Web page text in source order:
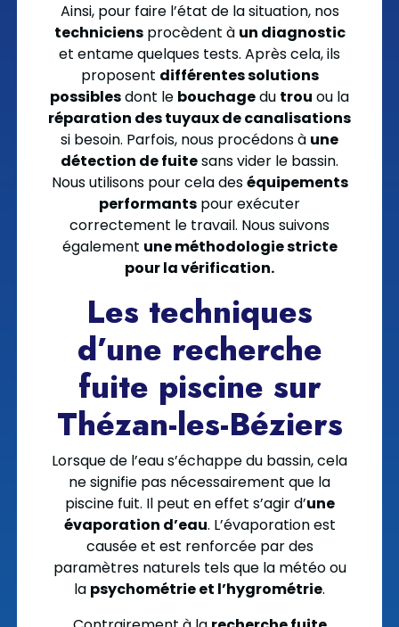
Ainsi, pour faire l’état de la situation, nos
techniciensprocèdent à un diagnostic
et entame quelques tests. Après cela, ils
proposent différentes solutions
possiblesdont le bouchagedu trou ou la
réparation des tuyaux de canalisations
si besoin. Parfois, nous procédons à une
détection de fuitesans vider le bassin.
Nous utilisons pour cela deséquipements
performants pour exécuter
correctement le travail. Nous suivons
également une méthodologie stricte
pour la vérification.
Les techniques
d’une recherche
fuite piscine sur
Thézan-les-Béziers
Lorsque de l’eau s’échappe du bassin, cela
ne signifie pas nécessairement que la
piscine fuit. Il peut en effet s’agir d’une
évaporation d’eau. L’évaporation est
causée et est renforcée par des
paramètres naturels tels que la météo ou
la psychométrie et l’hygrométrie.